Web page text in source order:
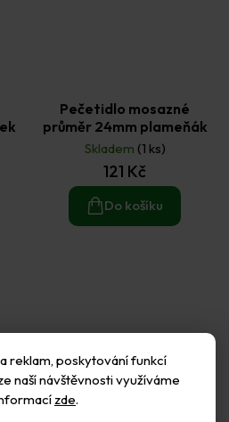
reklam, poskytování funkcí
naší návštěvnosti využíváme
zde.
Pečetidlo mosazné
průměr 24mm plameňák
Skladem (1 ks)
121 Kč
Do košíku